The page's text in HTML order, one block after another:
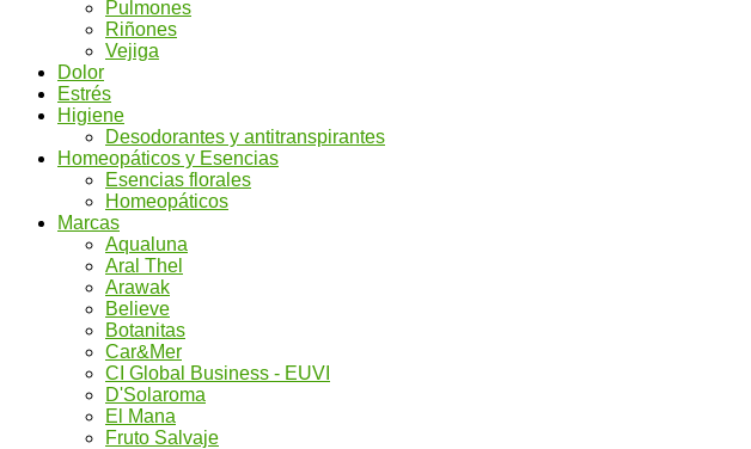
Pulmones
Riñones
Vejiga
Dolor
Estrés
Higiene
Desodorantes y antitranspirantes
Homeopáticos y Esencias
Esencias florales
Homeopáticos
Marcas
Aqualuna
Aral Thel
Arawak
Believe
Botanitas
Car&Mer
CI Global Business - EUVI
D'Solaroma
El Mana
Fruto Salvaje